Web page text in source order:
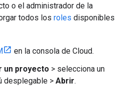
o el administrador de la
todos los roles disponibles
en la consola de Cloud.
un proyecto > selecciona un
desplegable > Abrir.